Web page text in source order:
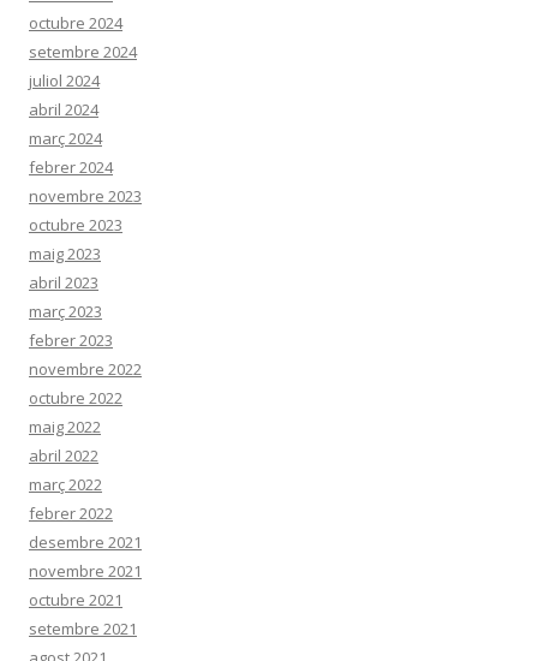
octubre 2024
setembre 2024
juliol 2024
abril 2024
març 2024
febrer 2024
novembre 2023
octubre 2023
maig 2023
abril 2023
març 2023
febrer 2023
novembre 2022
octubre 2022
maig 2022
abril 2022
març 2022
febrer 2022
desembre 2021
novembre 2021
octubre 2021
setembre 2021